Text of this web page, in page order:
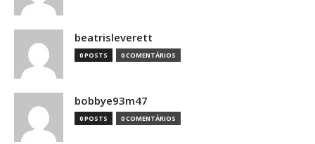
beatrisleverett
0 POSTS 0 COMENTÁRIOS
bobbye93m47
0 POSTS 0 COMENTÁRIOS